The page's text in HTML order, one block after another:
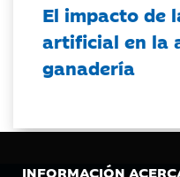
INFORMACIÓN
El impacto de
artificial en la
ganadería